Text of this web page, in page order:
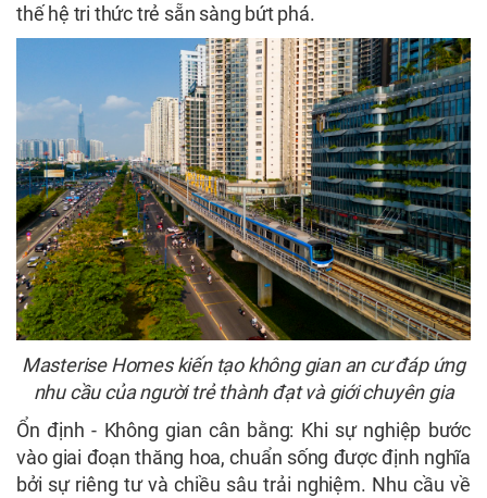
thế hệ tri thức trẻ sẵn sàng bứt phá.
Masterise Homes kiến tạo không gian an cư đáp ứng
nhu cầu của người trẻ thành đạt và giới chuyên gia
Ổn định - Không gian cân bằng: Khi sự nghiệp bước
vào giai đoạn thăng hoa, chuẩn sống được định nghĩa
bởi sự riêng tư và chiều sâu trải nghiệm. Nhu cầu về